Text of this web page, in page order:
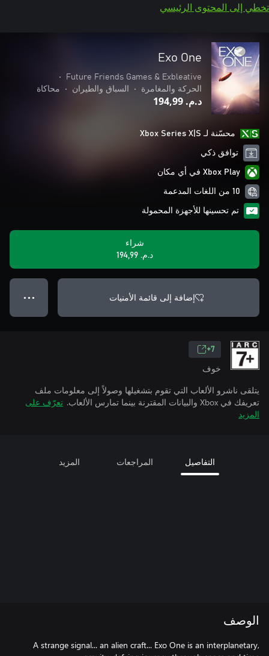
تخطي إلى المحتوى الرئيسي
Exo One
Future Friends Games & Exbleative
•
الحركة والمغامرة
• السباق والطيران • محاكاة
د.م.‏ 194,99
محسّنة لـ Xbox Series X|S
توافق ذكي
Xbox Play في أي مكان
10 من اللغات المدعمة
تم تحسينها للأجهزة المحمولة
شراء
د.م.‏ 194,99
إضافة إلى قائمة الأمنيات ● ● ●
7+
خوف
يتلقى ناشرو الألعاب التي تقوم بتشغيلها وصولاً إلى معلومات ملف
تعريفك في Xbox والبيانات المقترنة بينما تمارس الألعاب.
تعرّف على
المزيد
التفاصيل المراجعات المزيد
الوصف
A strange signal... an alien craft... Exo One is an interplanetary,